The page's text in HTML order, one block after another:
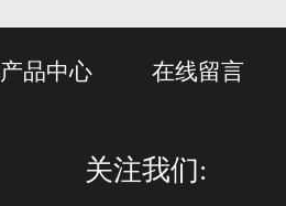
产品中心 在线留言
关注我们: